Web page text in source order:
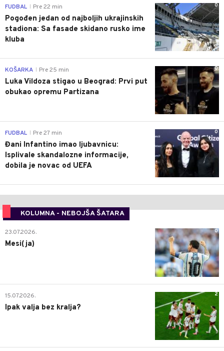
0
FUDBAL Pre 22 min
Pogođen jedan od najboljih ukrajinskih
stadiona: Sa fasade skidano rusko ime
kluba
0
KOŠARKA Pre 25 min
Luka Vildoza stigao u Beograd: Prvi put
obukao opremu Partizana
0
FUDBAL Pre 27 min
Đani Infantino imao ljubavnicu:
Isplivale skandalozne informacije,
dobila je novac od UEFA
KOLUMNA - NEBOJŠA ŠATARA
0
23.07.2026.
Mesi(ja)
2
15.07.2026.
Ipak valja bez kralja?